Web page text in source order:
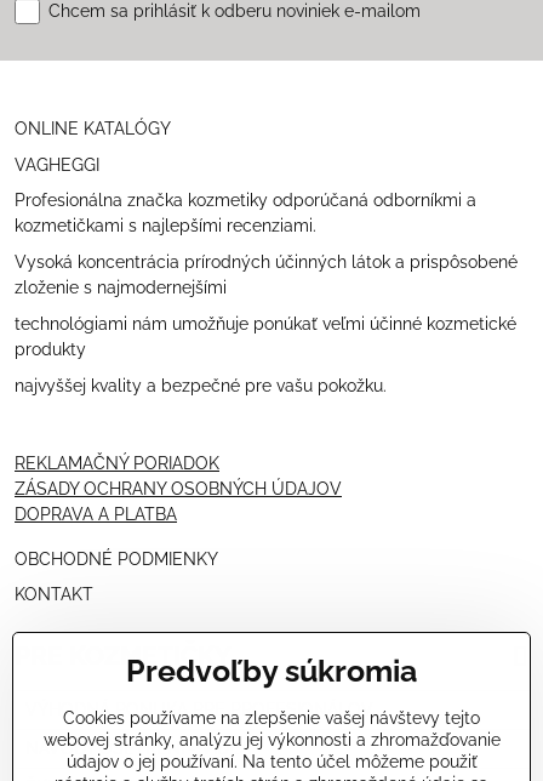
Chcem sa prihlásiť k odberu noviniek e-mailom
ONLINE KATALÓGY
VAGHEGGI
Profesionálna značka kozmetiky odporúčaná odborníkmi a
kozmetičkami s najlepšími recenziami.
Vysoká koncentrácia prírodných účinných látok a prispôsobené
zloženie s najmodernejšími
technológiami nám umožňuje ponúkať veľmi účinné kozmetické
produkty
najvyššej kvality a bezpečné pre vašu pokožku.
REKLAMAČNÝ PORIADOK
ZÁSADY OCHRANY OSOBNÝCH ÚDAJOV
DOPRAVA A PLATBA
OBCHODNÉ PODMIENKY
KONTAKT
PRE KOZMETIČKY
VÝHODNÁ PONUKA PRE PROFESIONÁLOV
NÁVODY OŠETRENÍ - VIDEÁ
Predvoľby súkromia
Cookies používame na zlepšenie vašej návštevy tejto
webovej stránky, analýzu jej výkonnosti a zhromažďovanie
údajov o jej používaní. Na tento účel môžeme použiť